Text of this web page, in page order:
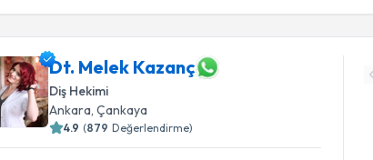
Dt. Melek Kazanç
Diş Hekimi
Ankara , Çankaya
4.9 (879 Değerlendirme)